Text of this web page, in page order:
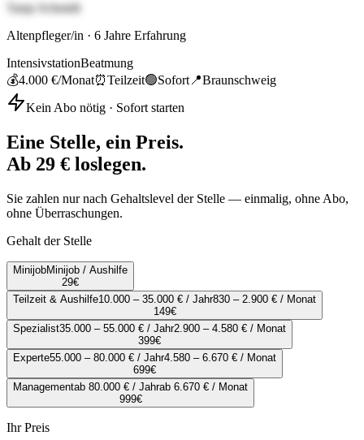
Tanja Schmidt
Altenpfleger/in · 6 Jahre Erfahrung
IntensivstationBeatmung
💰4.000 €/Monat⏰Teilzeit🟢Sofort 📍Braunschweig
Kein Abo nötig · Sofort starten
Eine Stelle, ein Preis.
Ab 29 € loslegen.
Sie zahlen nur nach Gehaltslevel der Stelle — einmalig, ohne Abo,
ohne Überraschungen.
Gehalt der Stelle
MinijobMinijob / Aushilfe
29€
Teilzeit & Aushilfe10.000 – 35.000 € / Jahr830 – 2.900 € / Monat
149€
Spezialist35.000 – 55.000 € / Jahr2.900 – 4.580 € / Monat
399€
Experte55.000 – 80.000 € / Jahr4.580 – 6.670 € / Monat
699€
Managementab 80.000 € / Jahrab 6.670 € / Monat
999€
Ihr Preis